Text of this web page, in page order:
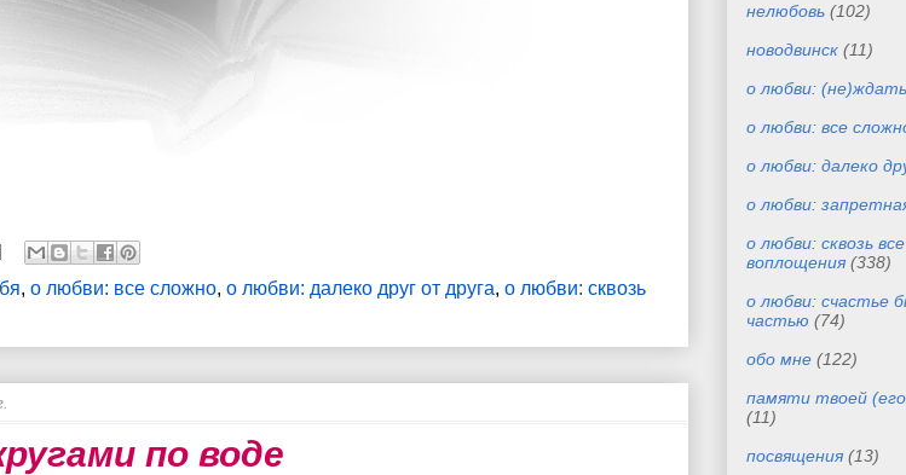
, о любви: все сложно, о любви: далеко друг от друга, о любви: сквозь
по воде
нелюбовь (102)
новодвинск (11)
о любви:
о любви: все
о любви: далеко
о любви:
о любви: сквозь
воплощения (338)
о любви: счастье
частью (74)
обо мне (122)
памяти твоей
(11)
посвящения (13)